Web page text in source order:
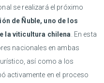
se realizará el próximo
de Ñuble, uno de los
la viticultura chilena . En esta
nacionales en ambas
así como a los
activamente en el proceso